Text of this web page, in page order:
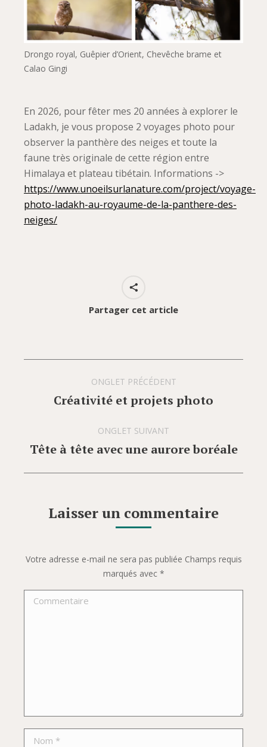
Drongo royal, Guêpier d’Orient, Chevêche brame et
Calao Gingi
En 2026, pour fêter mes 20 années à explorer le
Ladakh, je vous propose 2 voyages photo pour
observer la panthère des neiges et toute la
faune très originale de cette région entre
Himalaya et plateau tibétain. Informations ->
https://www.unoeilsurlanature.com/project/voyage-
photo-ladakh-au-royaume-de-la-panthere-des-
neiges/
Partager cet article
ONGLET PRÉCÉDENT
Onglet
Créativité et projets photo
ONGLET SUIVANT
Onglet
Tête à tête avec une aurore boréale
Laisser un commentaire
Votre adresse e-mail ne sera pas publiée Champs requis
marqués avec *
Commentaire
Nom *